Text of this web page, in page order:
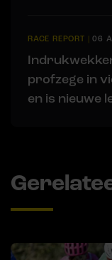
RACE REPORT |06
profzege in
en is nieuwe